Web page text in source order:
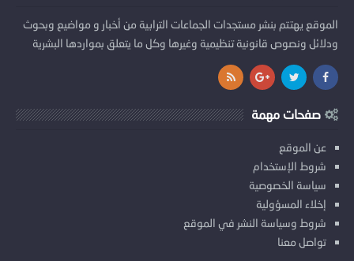
الموقع يهتتم بنشر مستجدات الجماعات الترابية من أخبار و مواضيع وبحوث
ودلائل ونصوص قانونية تنظيمية وغيرها وكل ما يتعلق بمواردها البشرية
صفحات مهمة
عن الموقع
شروط الإستخدام
سياسة الخصوصية
إخلاء المسؤولية
شروط وسياسة النشر في الموقع
تواصل معنا